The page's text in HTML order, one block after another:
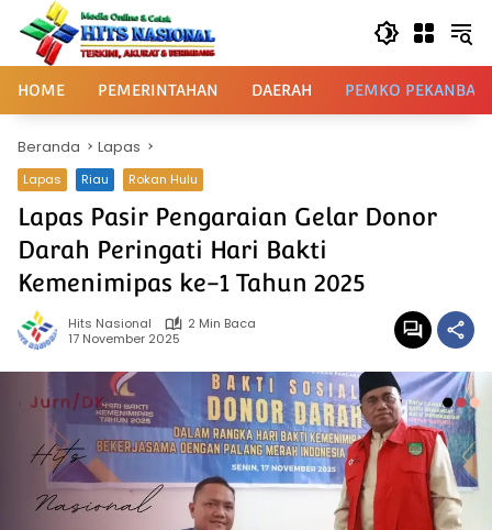
Langsung
konten
HOME PEMERINTAHAN DAERAH PEMKO
Beranda Lapas
Lapas Riau Rokan Hulu
Lapas Pasir Pengaraian Gelar Donor
Darah Peringati Hari Bakti
Kemenimipas ke-1 Tahun 2025
Hits Nasional
2 Min Baca
17 November 2025